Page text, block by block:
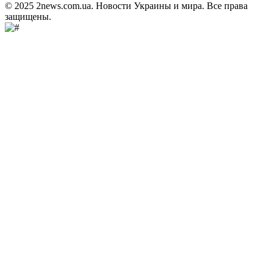
© 2025 2news.com.ua. Новости Украины и мира. Все права
защищены.